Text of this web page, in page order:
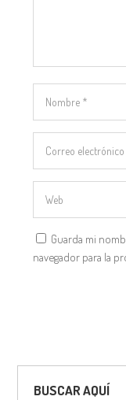
Guarda mi
navegador para la
BUSCAR AQUÍ